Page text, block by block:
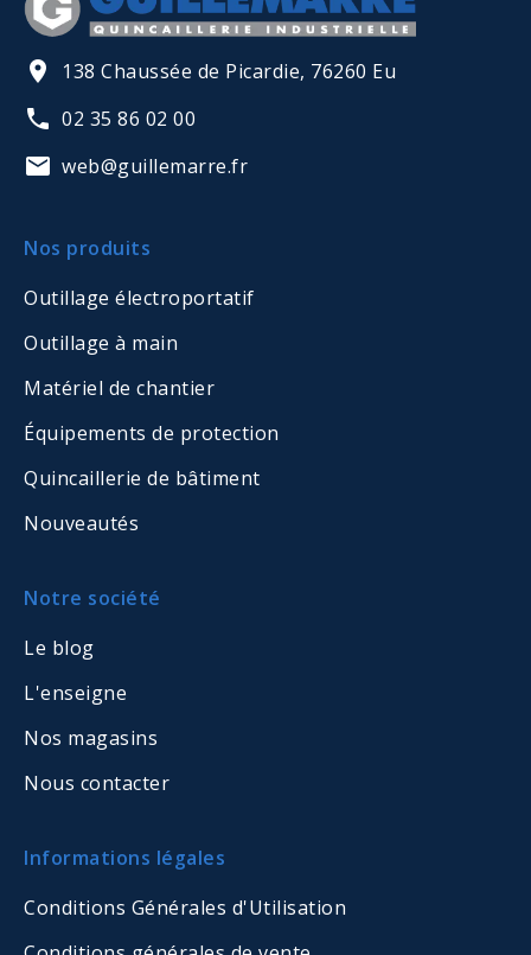
138 Chaussée de Picardie, 76260 Eu
02 35 86 02 00
web@guillemarre.fr
Nos produits
Outillage électroportatif
Outillage à main
Matériel de chantier
Équipements de protection
Quincaillerie de bâtiment
Nouveautés
Notre société
Le blog
L'enseigne
Nos magasins
Nous contacter
Informations légales
Conditions Générales d'Utilisation